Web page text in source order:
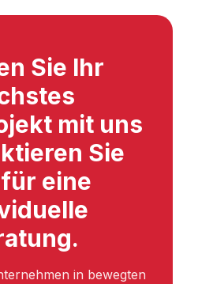
Sie Ihr
mit uns
Sie
eine
in bewegten